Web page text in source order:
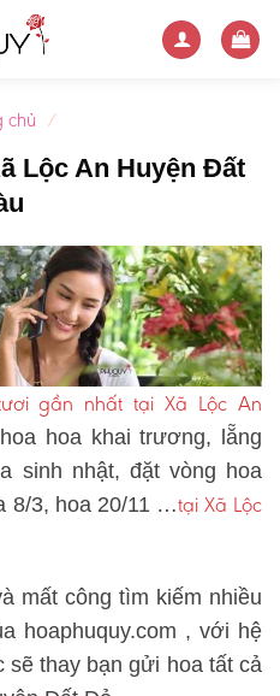
chủ /
Lộc An Huyện Đất
gần nhất tại Xã Lộc An
hoa khai trương, lẵng
sinh nhật, đặt vòng hoa
8/3, hoa 20/11 …tại Xã Lộc
mất công tìm kiếm nhiều
hoaphuquy.com , với hệ
sẽ thay bạn gửi hoa tất cả